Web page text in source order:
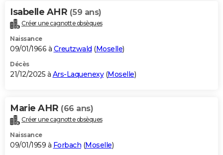
Carte de Noël
Carte Bonne année
Carte Saint-Valentin
Carte Pâques
Carte d'anniversaire
DICTIONNAIRE
Dictionnaire
Biographies
Citations
Expressions
Proverbes
PROGRAMME TV
S'inscrire
Se connecter
Lycées
Collèges
Primaires
Universités
Entreprises
Service militaire
Avis de recherche
AVIS DE DÉCÈS
Bricolage
Lifestyle
Culture
Sport
Auto
Television
Voyage
Cinema
Isabelle AHR (59 ans)
Créer une cagnotte obsèques
Naissance
09/01/1966 à Creutzwald (Moselle)
Décès
21/12/2025 à Ars-Laquenexy(Moselle)
Marie AHR (66 ans)
Créer une cagnotte obsèques
Naissance
09/01/1959 à Forbach (Moselle)